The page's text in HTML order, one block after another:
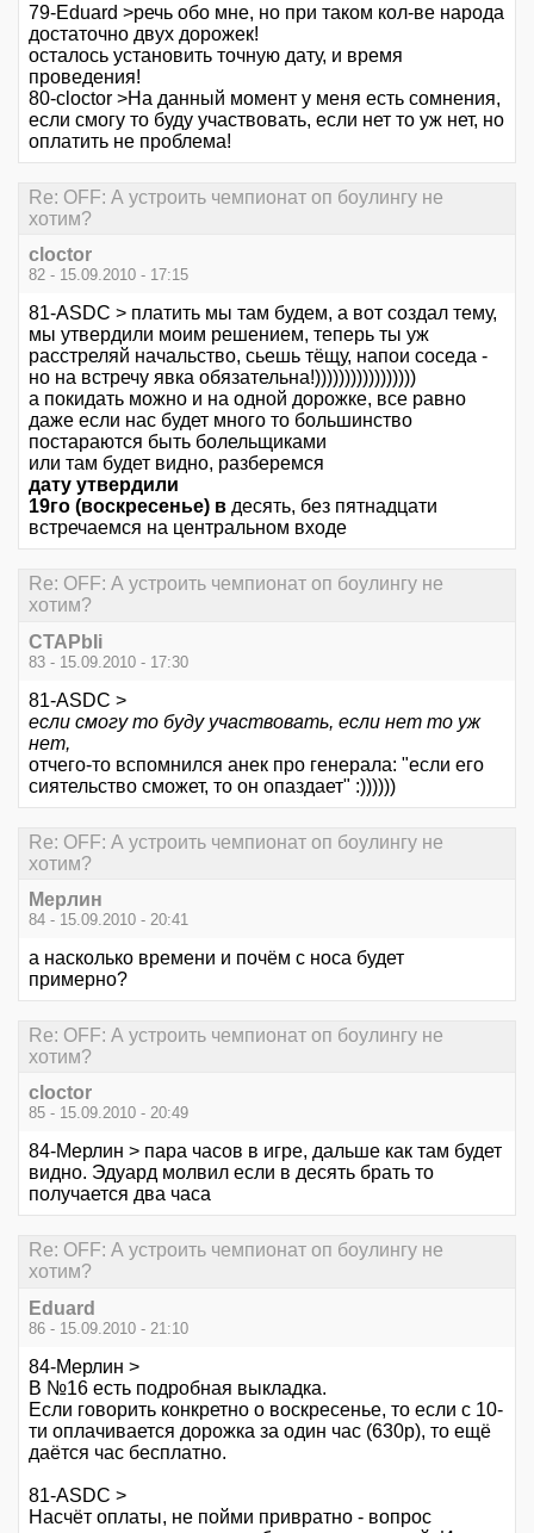
79-Eduard >речь обо мне, но при таком кол-ве народа
достаточно двух дорожек!
осталось установить точную дату, и время
проведения!
80-cloctor >На данный момент у меня есть сомнения,
если смогу то буду участвовать, если нет то уж нет, но
оплатить не проблема!
Re: OFF: А устроить чемпионат оп боулингу не
хотим?
cloctor
82 - 15.09.2010 - 17:15
81-ASDC > платить мы там будем, а вот создал тему,
мы утвердили моим решением, теперь ты уж
расстреляй начальство, сьешь тёщу, напои соседа -
но на встречу явка обязательна!)))))))))))))))))
а покидать можно и на одной дорожке, все равно
даже если нас будет много то большинство
постараются быть болельщиками
или там будет видно, разберемся
дату утвердили
19го (воскресенье) в десять, без пятнадцати
встречаемся на центральном входе
Re: OFF: А устроить чемпионат оп боулингу не
хотим?
CTAPbIi
83 - 15.09.2010 - 17:30
81-ASDC >
если смогу то буду участвовать, если нет то уж
нет,
отчего-то вспомнился анек про генерала: "если его
сиятельство сможет, то он опаздает" :))))))
Re: OFF: А устроить чемпионат оп боулингу не
хотим?
Мерлин
84 - 15.09.2010 - 20:41
а насколько времени и почём с носа будет
примерно?
Re: OFF: А устроить чемпионат оп боулингу не
хотим?
cloctor
85 - 15.09.2010 - 20:49
84-Мерлин > пара часов в игре, дальше как там будет
видно. Эдуард молвил если в десять брать то
получается два часа
Re: OFF: А устроить чемпионат оп боулингу не
хотим?
Eduard
86 - 15.09.2010 - 21:10
84-Мерлин >
В №16 есть подробная выкладка.
Если говорить конкретно о воскресенье, то если с 10-
ти оплачивается дорожка за один час (630р), то ещё
даётся час бесплатно.
81-ASDC >
Насчёт оплаты, не пойми привратно - вопрос